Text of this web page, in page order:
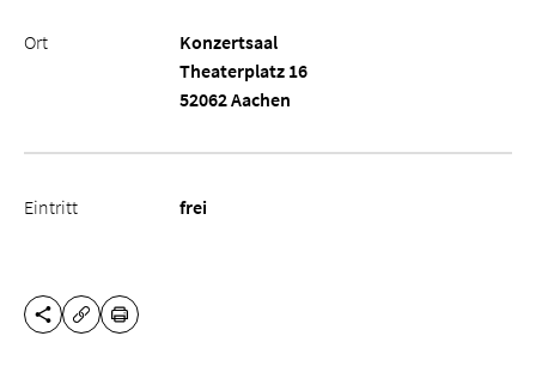
Ort
Konzertsaal
Theaterplatz 16
52062 Aachen
Eintritt frei
DIESE SEITE TEILEN
URL KOPIEREN
DRUCKEN